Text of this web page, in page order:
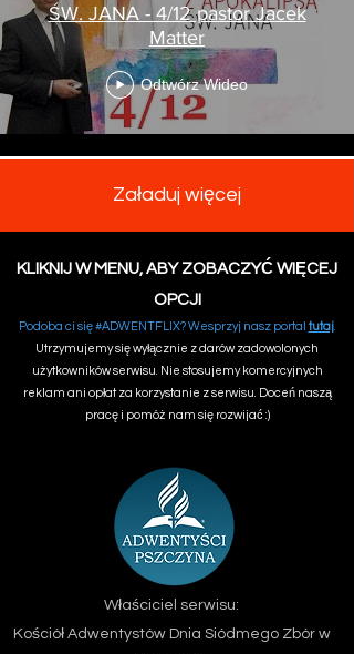
ŚW. JANA - 4/12 pastor Jacek
Matter
Odtwórz Wideo
Załaduj więcej
KLIKNIJ W MENU, ABY ZOBACZYĆ WIĘCEJ
OPCJI
Podoba ci się #ADWENTFLIX? Wesprzyj nasz portal tutaj.
Utrzymujemy się wyłącznie z darów zadowolonych
użytkowników serwisu. Nie stosujemy komercyjnych
reklam ani opłat za korzystanie z serwisu. Doceń naszą
pracę i pomóż nam się rozwijać :)
Właściciel serwisu:
Kościół Adwentystów Dnia Siódmego Zbór w